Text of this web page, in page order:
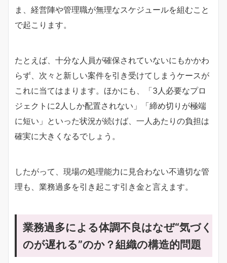
ま、経営陣や管理職が無理なスケジュールを組むこと
で起こります。
たとえば、十分な人員が確保されていないにもかかわ
らず、次々と新しい案件を引き受けてしまうケースが
これに当てはまります。ほかにも、「3人必要なプロ
ジェクトに2人しか配置されない」「締め切りが極端
に短い」といった状況が続けば、一人あたりの負担は
確実に大きくなるでしょう。
したがって、現場の処理能力に見合わない不適切な管
理も、業務過多を引き起こす引き金と言えます。
業務過多による体調不良はなぜ“気づく
のが遅れる”のか？組織の構造的問題